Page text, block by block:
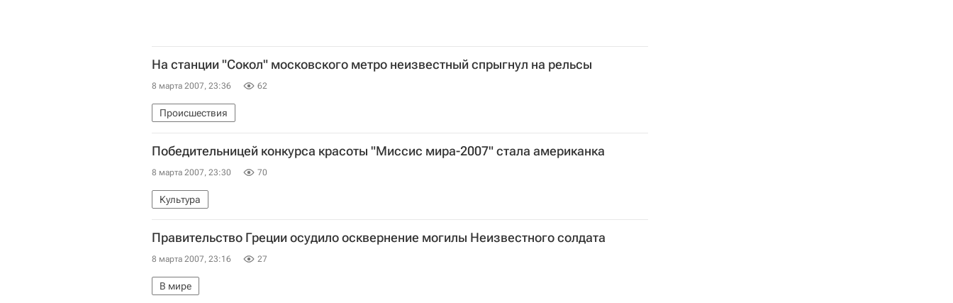
На станции "Сокол" московского метро неизвестный спрыгнул на рельсы
8 марта 2007, 23:36 62
Происшествия
Победительницей конкурса красоты "Миссис мира-2007" стала американка
8 марта 2007, 23:30 70
Культура
Правительство Греции осудило осквернение могилы Неизвестного солдата
8 марта 2007, 23:16 27
В мире